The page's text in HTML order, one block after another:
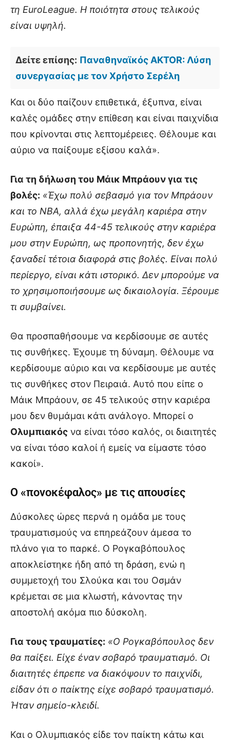
τη EuroLeague. H ποιότητα στους τελικούς
είναι υψηλή.
Δείτε επίσης: Παναθηναϊκός AKTOR: Λύση
συνεργασίας με τον Χρήστο Σερέλη
Και οι δύο παίζουν επιθετικά, έξυπνα, είναι
καλές ομάδες στην επίθεση και είναι παιχνίδια
που κρίνονται στις λεπτομέρειες. Θέλουμε και
αύριο να παίξουμε εξίσου καλά».
Για τη δήλωση του Μάικ Μπράουν για τις
βολές: «Έχω πολύ σεβασμό για τον Μπράουν
και το ΝΒΑ, αλλά έχω μεγάλη καριέρα στην
Ευρώπη, έπαιξα 44-45 τελικούς στην καριέρα
μου στην Ευρώπη, ως προπονητής, δεν έχω
ξαναδεί τέτοια διαφορά στις βολές. Είναι πολύ
περίεργο, είναι κάτι ιστορικό. Δεν μπορούμε να
το χρησιμοποιήσουμε ως δικαιολογία. Ξέρουμε
τι συμβαίνει.
Θα προσπαθήσουμε να κερδίσουμε σε αυτές
τις συνθήκες. Έχουμε τη δύναμη. Θέλουμε να
κερδίσουμε αύριο και να κερδίσουμε με αυτές
τις συνθήκες στον Πειραιά. Αυτό που είπε ο
Μάικ Μπράουν, σε 45 τελικούς στην καριέρα
μου δεν θυμάμαι κάτι ανάλογο. Μπορεί ο
Ολυμπιακός να είναι τόσο καλός, οι διαιτητές
να είναι τόσο καλοί ή εμείς να είμαστε τόσο
κακοί».
Ο «πονοκέφαλος» με τις απουσίες
Δύσκολες ώρες περνά η ομάδα με τους
τραυματισμούς να επηρεάζουν άμεσα το
πλάνο για το παρκέ. Ο Ρογκαβόπουλος
αποκλείστηκε ήδη από τη δράση, ενώ η
συμμετοχή του Σλούκα και του Οσμάν
κρέμεται σε μια κλωστή, κάνοντας την
αποστολή ακόμα πιο δύσκολη.
Για τους τραυματίες: «Ο Ρογκαβόπουλος δεν
θα παίξει. Είχε έναν σοβαρό τραυματισμό. Οι
διαιτητές έπρεπε να διακόψουν το παιχνίδι,
είδαν ότι ο παίκτης είχε σοβαρό τραυματισμό.
Ήταν σημείο-κλειδί.
Και ο Ολυμπιακός είδε τον παίκτη κάτω και